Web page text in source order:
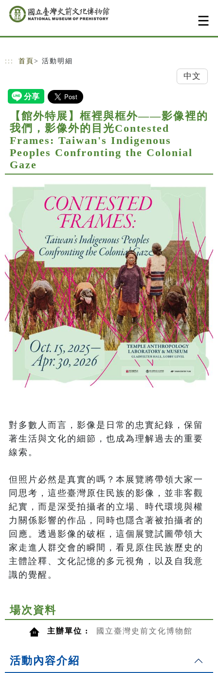
跳到主要內容
網站導覽
::: 首頁 > 活動明細
中文
【館外特展】框裡與框外——影像裡的
我們，影像外的目光Contested
Frames: Taiwan's Indigenous
Peoples Confronting the Colonial
Gaze
對多數人而言，影像是日常的忠實紀錄，保留
著生活與文化的細節，也成為理解過去的重要
線索。
但照片必然是真實的嗎？本展覽將帶領大家一
同思考，這些臺灣原住民族的影像，並非客觀
紀實，而是深受拍攝者的立場、時代環境與權
力關係影響的作品，同時也隱含著被拍攝者的
回應。透過影像的破框，這個展覽試圖帶領大
家走進人群交會的瞬間，看見原住民族歷史的
主體詮釋、文化記憶的多元視角，以及自我意
識的覺醒。
場次資料
主辦單位 : 國立臺灣史前文化博物館
活動內容介紹